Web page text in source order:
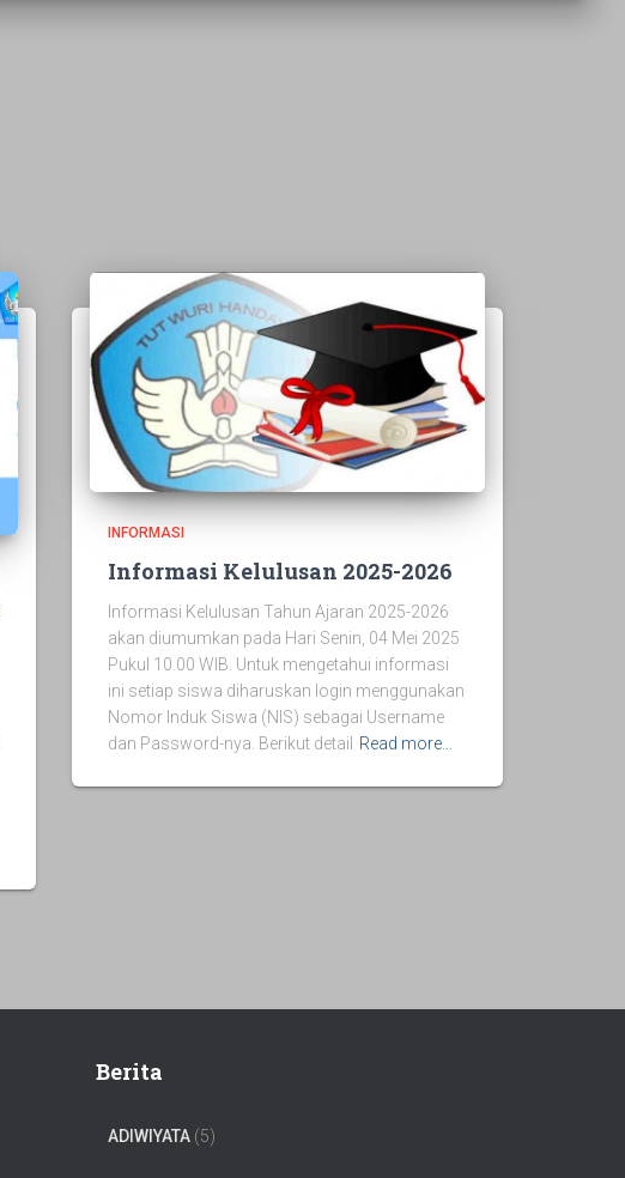
INFORMASI
Informasi Kelulusan 2025-2026
Informasi Kelulusan Tahun Ajaran 2025-2026
akan diumumkan pada Hari Senin, 04 Mei 2025
Pukul 10.00 WIB. Untuk mengetahui informasi
ini setiap siswa diharuskan login menggunakan
Nomor Induk Siswa (NIS) sebagai Username
dan Password-nya. Berikut detail
Read more…
Berita
ADIWIYATA (5)